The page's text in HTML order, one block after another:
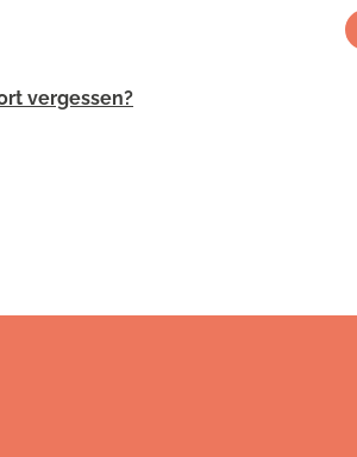
vergessen?